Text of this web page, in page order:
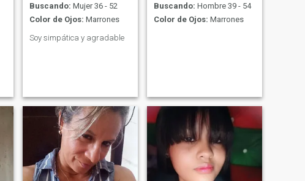
Buscando: Mujer 36 - 52
Color de Ojos: Marrones
Soy simpática y agradable
Buscando: Hombre 39 - 54
Color de Ojos: Marrones